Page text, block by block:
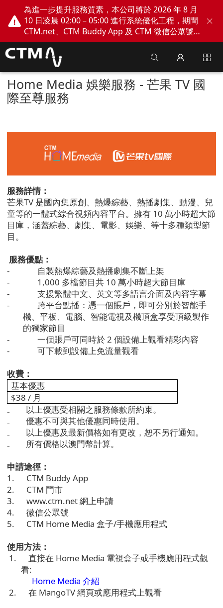
為進一步提升服務質素，本公司將於 2026 年 8 月
10 日凌晨 02:00 – 05:00 進行系統優化工程，期間
CTM.net、CTM Buddy App 及 CTM 微信公眾號
網上服務將會暫停。不便之處，敬請見諒！
Home Media 娛樂服務 - 芒果 TV 國
際至尊服務
服務詳情：
芒果TV 是國內集原創、熱爆綜藝、熱播劇集、動漫、兒
童等的一體式綜合視頻內容平台。擁有 10 萬小時超大節
目庫，涵蓋綜藝、劇集、電影、娛樂、等十多種類型節
目。
服務優點：
-
自製熱爆綜藝及熱播劇集不斷上架
-
1,000 多檔節目共 10 萬小時超大節目庫
-
支援繁體中文、英文等多語言介面及內容字幕
-
跨平台點播：憑一個賬戶，即可分別於智能手
機、平板、電腦、智能電視及機頂盒享受頂級製作
的獨家節目
-
一個賬戶可同時於2 個設備上觀看精彩內容
-
可下載到設備上免流量觀看
收費：
基本優惠
$38 / 月
₋
以上優惠受相關之服務條款所約束。
₋
優惠不可與其他優惠同時使用。
₋
以上優惠及最新價格如有更改，恕不另行通知。
₋
所有價格以澳門幣計算。
申請途徑：
1.
CTM Buddy App
2.
CTM 門市
3.
www.ctm.net網上申請
4.
微信公眾號
5.
CTM Home Media 盒子/手機應用程式
使用方法：
1.
直接在 Home Media 電視盒子或手機應用程式觀
看:
Home Media 介紹
2.
在 MangoTV網頁或應用程式上觀看